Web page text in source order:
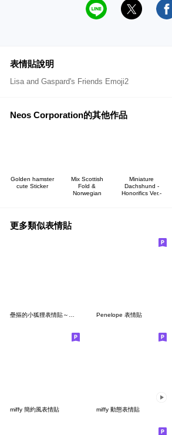
表情貼說明
Lisa and Gaspard's Friends Emoji2
Neos Corporation的其他作品
Golden hamster
cute Sticker
Mix Scottish
Fold &
Norwegian
Miniature
Dachshund -
Honorifics Ver.-
更多類似表情貼
Penelope 表情貼
miffy 簡約風表情貼 miffy 動態表情貼